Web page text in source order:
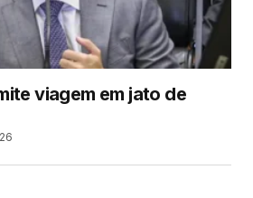
viagem em jato de